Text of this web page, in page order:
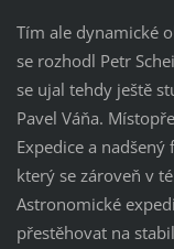
Tím ale dynamické
se rozhodl Petr
se ujal tehdy ještě
Pavel Váňa.
Expedice a
který se zároveň v
Astronomické
přestěhovat na